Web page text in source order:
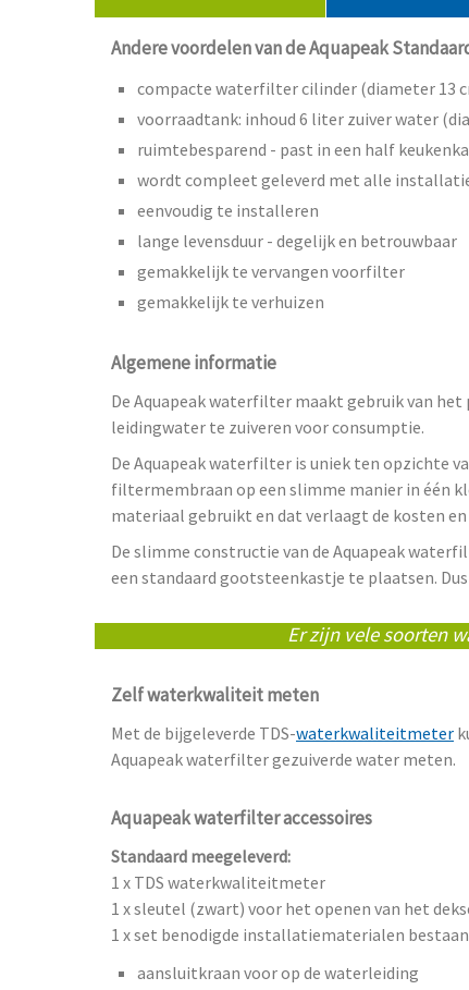
Andere voordelen van de Aquapeak
compacte waterfilter cilinder (diameter 13
voorraadtank: inhoud 6 liter zuiver water
ruimtebesparend - past in een half
wordt compleet geleverd met alle
eenvoudig te installeren
lange levensduur - degelijk en betrouwbaar
gemakkelijk te vervangen voorfilter
gemakkelijk te verhuizen
Algemene informatie
De Aquapeak waterfilter maakt gebruik van
leidingwater te zuiveren voor consumptie.
De Aquapeak waterfilter is uniek ten opzichte
filtermembraan op een slimme manier in één
materiaal gebruikt en dat verlaagt de kosten
De slimme constructie van de Aquapeak
een standaard gootsteenkastje te plaatsen.
Er zijn vele soorten
Zelf waterkwaliteit meten
Met de bijgeleverde TDS-waterkwaliteitmeter
Aquapeak waterfilter gezuiverde water meten.
Aquapeak waterfilter accessoires
Standaard meegeleverd:
1 x TDS waterkwaliteitmeter
1 x sleutel (zwart) voor het openen van het
1 x set benodigde installatiematerialen
aansluitkraan voor op de waterleiding